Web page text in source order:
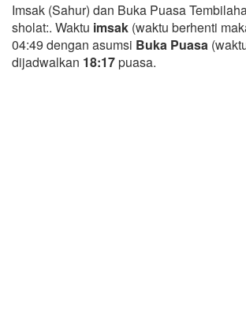
Imsak (Sahur) dan Buka Puasa
sholat:. Waktu imsak (waktu berhenti
04:49 dengan asumsi Buka Puasa
dijadwalkan 18:17puasa.